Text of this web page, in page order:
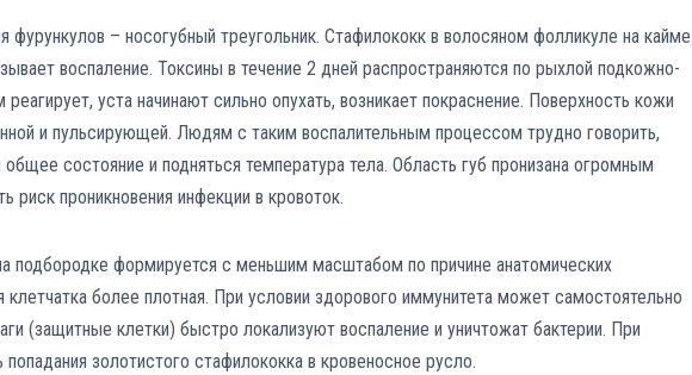
фурункулов – носогубный треугольник. Стафилококк в волосяном фолликуле на кайме
воспаление. Токсины в течение 2 дней распространяются по рыхлой подкожно-
уста начинают сильно опухать, возникает покраснение. Поверхность кожи
и пульсирующей. Людям с таким воспалительным процессом трудно говорить,
состояние и подняться температура тела. Область губ пронизана огромным
риск проникновения инфекции в кровоток.
подбородке формируется с меньшим масштабом по причине анатомических
более плотная. При условии здорового иммунитета может самостоятельно
(защитные клетки) быстро локализуют воспаление и уничтожат бактерии. При
золотистого стафилококка в кровеносное русло.